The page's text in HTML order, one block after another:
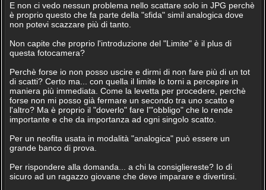
E non ci vedo nessun problema nello scattare solo in JPG perchè
è proprio questo che fa parte della "sfida" simil analogica dove
non potevi scazzare più di tanto.
Non capite che proprio l'introduzione del "Limite" è il plus di
questa fotocamera?
Perchè forse io non posso uscire e dirmi di non fare più di un tot
di scatti? Certo ma... con quella il limite lo torni a percepire in
maniera più immediata. Come la levetta per procedere, perchè
forse non mi posso già fermare un secondo tra uno scatto e
l'altro? Ma è proprio il "doverlo" fare l'"obbligo" che lo rende
importante e che da importanza ad ogni singolo scatto.
Per un neofita usata in modalità "analogica" può essere un
grande banco di prova.
Per rispondere alla domanda... a chi la consigliereste? Io di
sicuro ad un ragazzo giovane che deve imparare e divertirsi.